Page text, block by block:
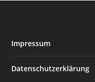
Impressum
Datenschutzerklärung